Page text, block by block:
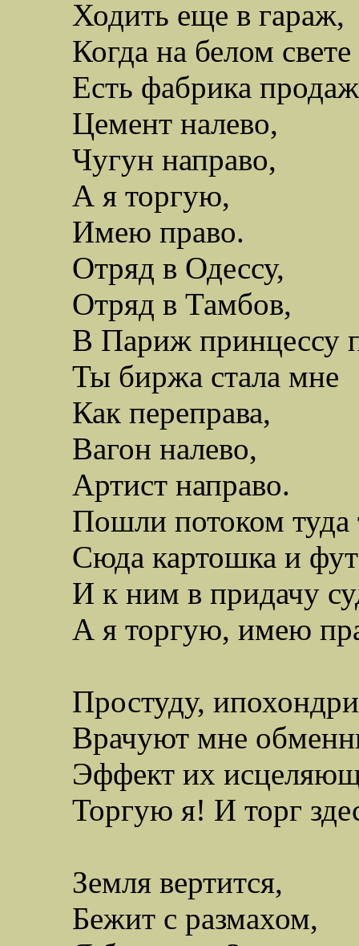
Ходить еще в гараж,
Когда на белом свете
Есть фабрика
Цемент налево,
Чугун направо,
А я торгую,
Имею право.
Отряд в Одессу,
Отряд в Тамбов,
В Париж принцессу
Ты биржа стала мне
Как переправа,
Вагон налево,
Артист направо.
Пошли потоком туда
Сюда картошка и
И к ним в придачу
А я торгую, имею
Простуду,
Врачуют мне
Эффект их
Торгую я! И торг
Земля вертится,
Бежит с размахом,